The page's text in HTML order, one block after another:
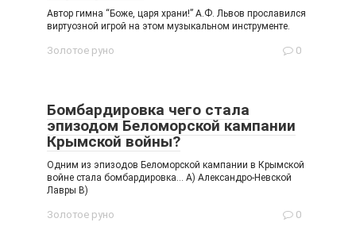
Автор гимна “Боже, царя храни!” А.Ф. Львов прославился
виртуозной игрой на этом музыкальном инструменте.
Золотое руно 0
Бомбардировка чего стала
эпизодом Беломорской кампании
Крымской войны?
Одним из эпизодов Беломорской кампании в Крымской
войне стала бомбардировка… А) Александро-Невской
Лавры В)
Золотое руно 0